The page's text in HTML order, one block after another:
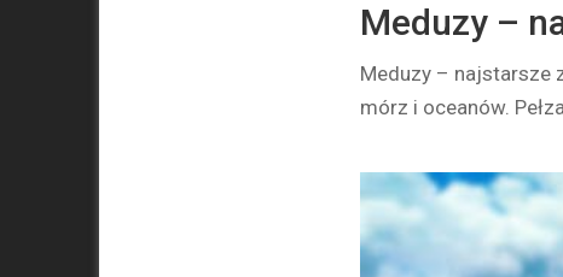
Meduzy –
Meduzy – najstarsze
mórz i oceanów.